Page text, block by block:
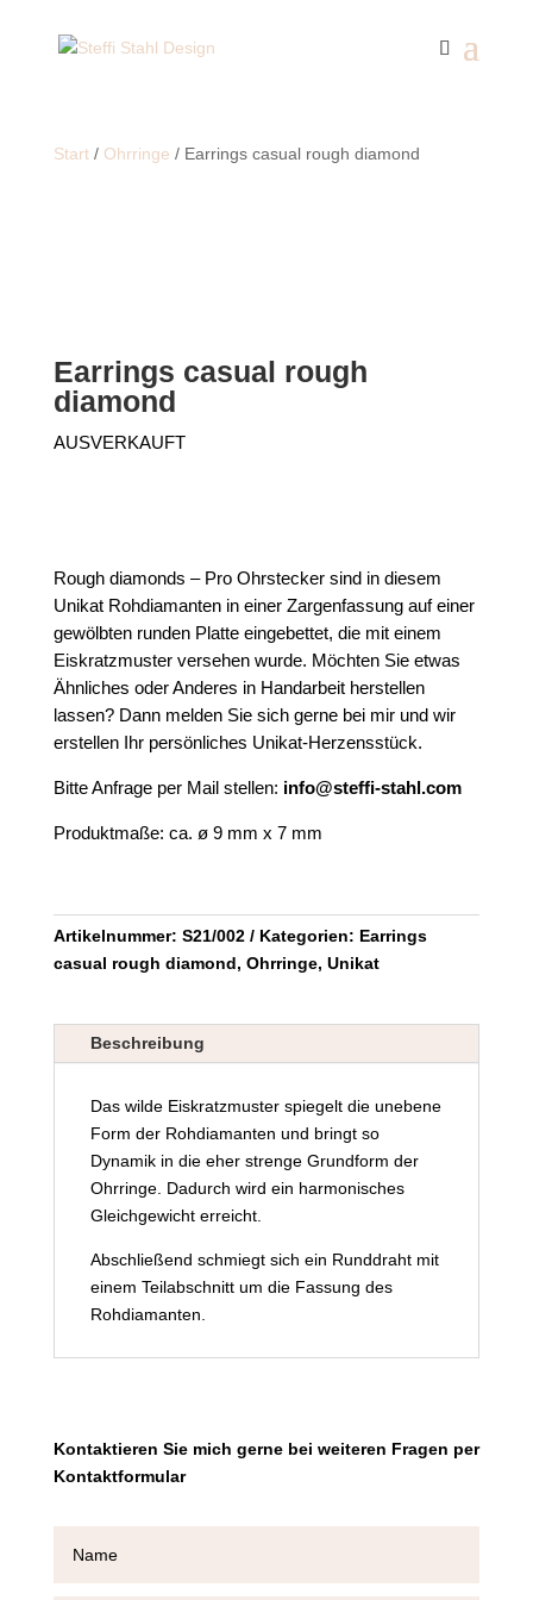
Start/ Ohrringe / Earrings casual rough diamond
Earrings casual rough
diamond
AUSVERKAUFT
Rough diamonds – Pro Ohrstecker sind in diesem
Unikat Rohdiamanten in einer Zargenfassung auf einer
gewölbten runden Platte eingebettet, die mit einem
Eiskratzmuster versehen wurde. Möchten Sie etwas
Ähnliches oder Anderes in Handarbeit herstellen
lassen? Dann melden Sie sich gerne bei mir und wir
erstellen Ihr persönliches Unikat-Herzensstück.
Bitte Anfrage per Mail stellen: info@steffi-stahl.com
Produktmaße: ca. ø 9 mm x 7 mm
Artikelnummer: S21/002 Kategorien: Earrings
casual rough diamond, Ohrringe, Unikat
Beschreibung
Das wilde Eiskratzmuster spiegelt die unebene
Form der Rohdiamanten und bringt so
Dynamik in die eher strenge Grundform der
Ohrringe. Dadurch wird ein harmonisches
Gleichgewicht erreicht.
Abschließend schmiegt sich ein Runddraht mit
einem Teilabschnitt um die Fassung des
Rohdiamanten.
Kontaktieren Sie mich gerne bei weiteren Fragen per
Kontaktformular